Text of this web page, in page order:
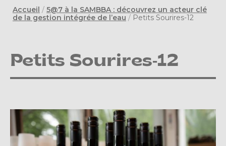
Accueil / 5@7 à la SAMBBA : découvrez un acteur clé
de la gestion intégrée de l’eau / Petits Sourires-12
Petits Sourires-12